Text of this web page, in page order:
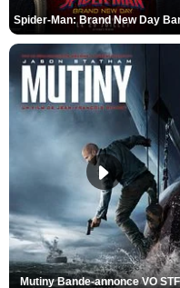
Mutiny Bande-annonce VO